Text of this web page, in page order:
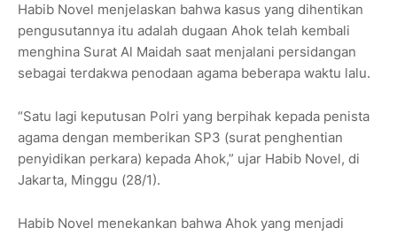
Habib Novel menjelaskan bahwa kasus yang dihentikan
pengusutannya itu adalah dugaan Ahok telah kembali
menghina Surat Al Maidah saat menjalani persidangan
sebagai terdakwa penodaan agama beberapa waktu lalu.
“Satu lagi keputusan Polri yang berpihak kepada penista
agama dengan memberikan SP3 (surat penghentian
penyidikan perkara) kepada Ahok,” ujar Habib Novel, di
Jakarta, Minggu (28/1).
Habib Novel menekankan bahwa Ahok yang menjadi